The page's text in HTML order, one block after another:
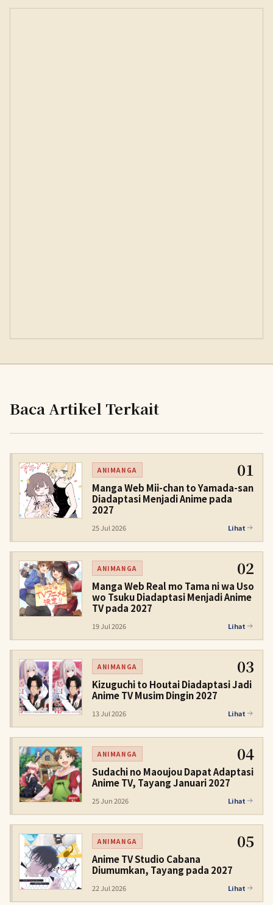
Baca Artikel Terkait
ANIMANGA 01
Manga Web Mii-chan to Yamada-san
Diadaptasi Menjadi Anime pada
2027
25 Jul 2026 Lihat
ANIMANGA 02
Manga Web Real mo Tama ni wa Uso
wo Tsuku Diadaptasi Menjadi Anime
TV pada 2027
19 Jul 2026 Lihat
ANIMANGA 03
Kizuguchi to Houtai Diadaptasi Jadi
Anime TV Musim Dingin 2027
13 Jul 2026 Lihat
ANIMANGA 04
Sudachi no Maoujou Dapat Adaptasi
Anime TV, Tayang Januari 2027
25 Jun 2026 Lihat
ANIMANGA 05
Anime TV Studio Cabana
Diumumkan, Tayang pada 2027
22 Jul 2026 Lihat